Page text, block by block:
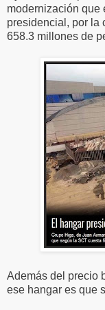
modernización que
presidencial, por la
658.3 millones de
Además del precio
ese hangar es que